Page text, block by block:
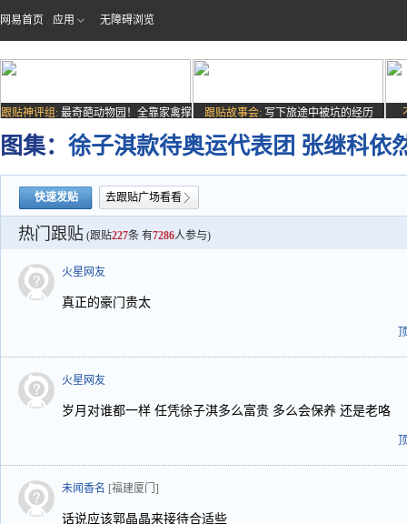
网易首页 应用 无障碍浏览
跟贴神评组: 最奇葩动物园！全靠家禽撑
场子
跟贴故事会: 写下旅途中被坑的经历
图集： 徐子淇款待奥运代表团 张继科依
快速发贴 去跟贴广场看看
热门跟贴 (跟贴227条 有7286人参与)
火星网友
真正的豪门贵太
火星网友
岁月对谁都一样 任凭徐子淇多么富贵 多么会保养 还是老咯
未闻香名 [福建厦门]
话说应该郭晶晶来接待合适些